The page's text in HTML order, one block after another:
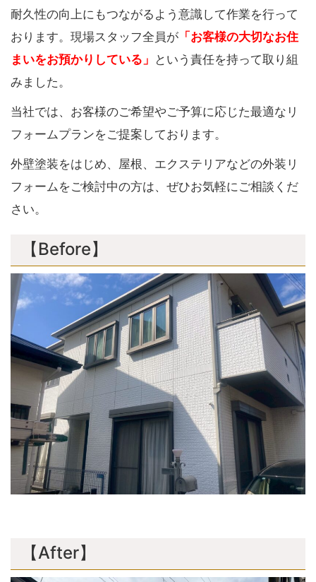
耐久性の向上にもつながるよう意識して作業を行って
おります。現場スタッフ全員が 「お客様の大切なお住
まいをお預かりしている」 という責任を持って取り組
みました。
当社では、お客様のご希望やご予算に応じた最適なリ
フォームプランをご提案しております。
外壁塗装をはじめ、屋根、エクステリアなどの外装リ
フォームをご検討中の方は、ぜひお気軽にご相談くだ
さい。
【Before】
【After】